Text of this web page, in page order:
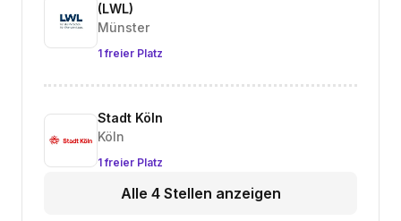
(LWL)
Münster
1 freier Platz
Stadt Köln
Köln
1 freier Platz
Alle 4 Stellen anzeigen